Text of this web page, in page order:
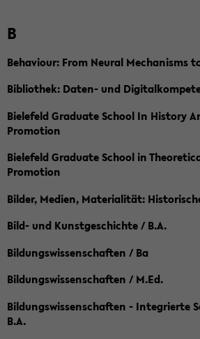
B
Behaviour: From Neural Mechanisms
Bibliothek: Daten- und
Bielefeld Graduate School In History
Promotion
Bielefeld Graduate School in
Promotion
Bilder, Medien, Materialität:
Bild- und Kunstgeschichte / B.A.
Bildungswissenschaften / Ba
Bildungswissenschaften / M.Ed.
Bildungswissenschaften - Integrierte
B.A.